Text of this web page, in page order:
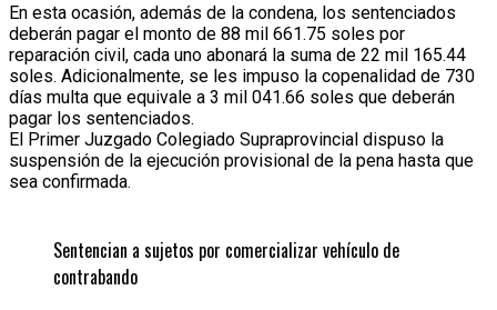
En esta ocasión, además de la condena, los sentenciados
deberán pagar el monto de 88 mil 661.75 soles por
reparación civil, cada uno abonará la suma de 22 mil 165.44
soles. Adicionalmente, se les impuso la copenalidad de 730
días multa que equivale a 3 mil 041.66 soles que deberán
pagar los sentenciados.
El Primer Juzgado Colegiado Supraprovincial dispuso la
suspensión de la ejecución provisional de la pena hasta que
sea confirmada.
Sentencian a sujetos por comercializar vehículo de
contrabando